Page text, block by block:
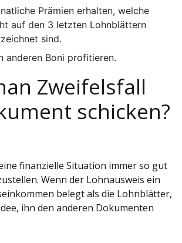
Prämien erhalten, welche
auf den 3 letzten Lohnblättern
sind.
anderen Boni profitieren.
Zweifelsfall
schicken?
finanzielle Situation immer so gut
Wenn der Lohnausweis ein
belegt als die Lohnblätter,
ihn den anderen Dokumenten